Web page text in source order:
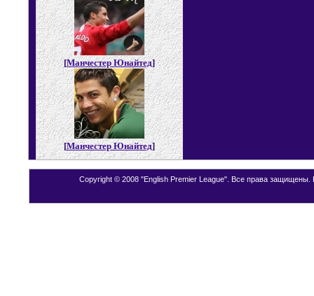
[Манчестер Юнайтед]
[Манчестер Юнайтед]
Copyright © 2008 "English Premier League". Все права защищены.